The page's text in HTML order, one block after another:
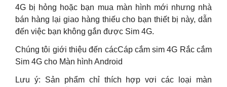
4G bị hỏng hoặc bạn mua màn hình mới nhưng nhà
bán hàng lại giao hàng thiếu cho bạn thiết bị này, dẫn
đến việc bạn không gắn được Sim 4G.
Chúng tôi giới thiệu đến cácCáp cắm sim 4G Rắc cắm
Sim 4G cho Màn hình Android
Lưu ý: Sản phẩm chỉ thích hợp vơi các loại màn